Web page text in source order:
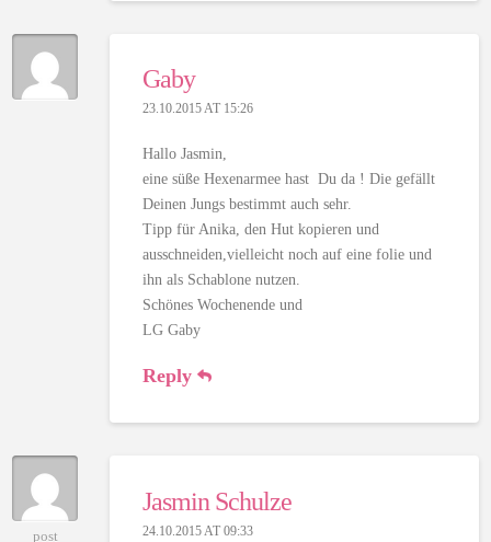
Gaby
23.10.2015 AT 15:26
Hallo Jasmin,
eine süße Hexenarmee hast Du da ! Die gefällt
Deinen Jungs bestimmt auch sehr.
Tipp für Anika, den Hut kopieren und
ausschneiden,vielleicht noch auf eine folie und
ihn als Schablone nutzen.
Schönes Wochenende und
LG Gaby
Reply
post
Jasmin Schulze
24.10.2015 AT 09:33